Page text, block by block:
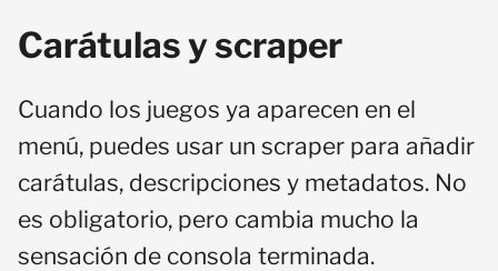
Carátulas y scraper
Cuando los juegos ya aparecen en el
menú, puedes usar un scraper para añadir
carátulas, descripciones y metadatos. No
es obligatorio, pero cambia mucho la
sensación de consola terminada.